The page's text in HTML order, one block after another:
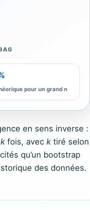
pour un grand n
en sens inverse :
k fois, avec k tiré selon
qu’un bootstrap
des données.